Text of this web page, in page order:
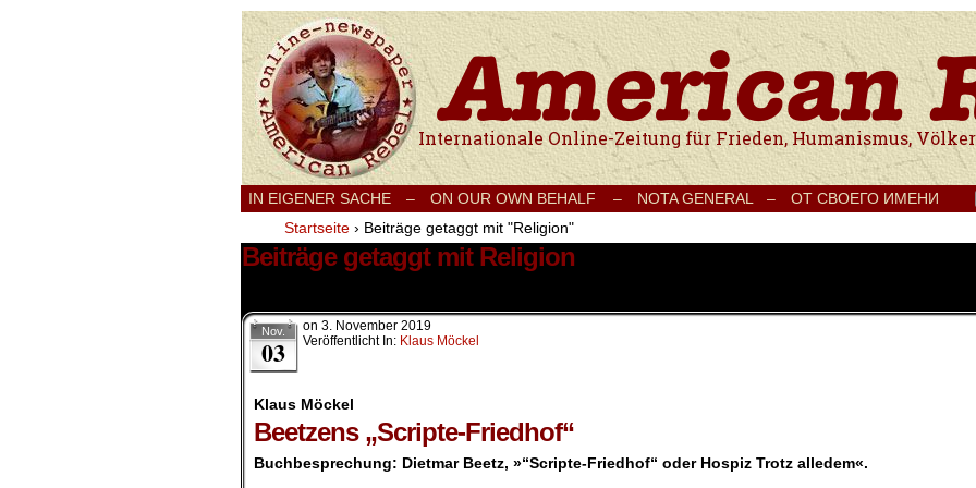
Internationale Onlinezeitung für Frieden, Humanismus, Völkerverständigung und
IN EIGENER SACHE – ON OUR OWN BEHALF – NOTA GENERAL – ОТ СВОЕГО ИМЕНИ
Startseite › Beiträge getaggt mit "Religion"
Beiträge getaggt mit Religion
Nov.
03
on 3. November 2019
Veröffentlicht In: Klaus Möckel
Klaus Möckel
Beetzens „Scripte-Friedhof“
Buchbesprechung: Dietmar Beetz, »“Scripte-Friedhof“ oder Hospiz Trotz alledem«.